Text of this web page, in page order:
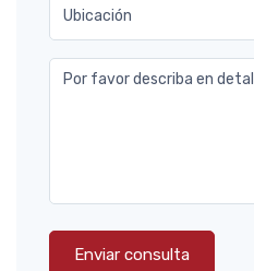
Ubicación
Por favor describa en
Enviar consulta